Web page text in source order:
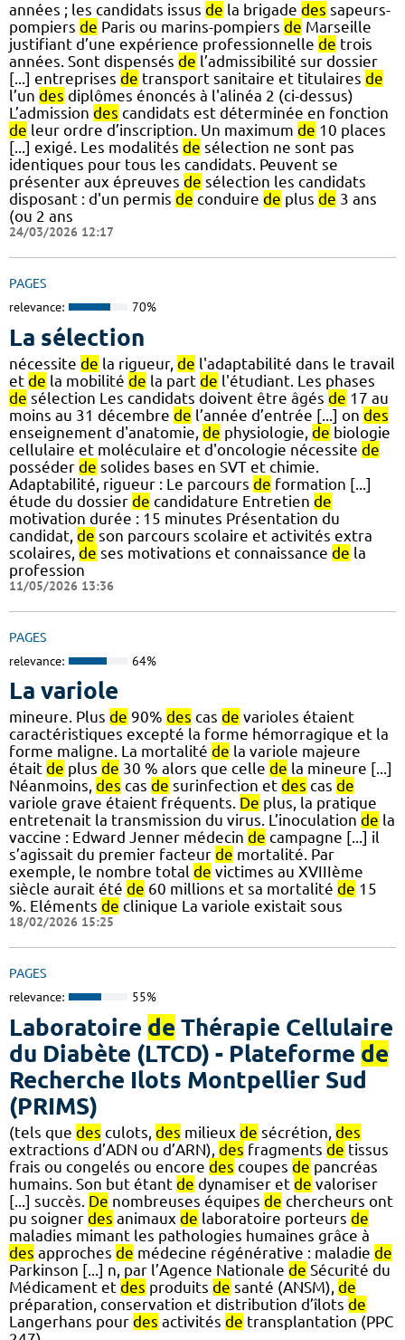
années ; les candidats issus de la brigade des sapeurs-
pompiers de Paris ou marins-pompiers de Marseille
justifiant d’une expérience professionnelle de trois
années. Sont dispensés de l’admissibilité sur dossier
[...] entreprises de transport sanitaire et titulaires de
l’un des diplômes énoncés à l'alinéa 2 (ci-dessus)
L’admission des candidats est déterminée en fonction
de leur ordre d’inscription. Un maximum de 10 places
[...] exigé. Les modalités de sélection ne sont pas
identiques pour tous les candidats. Peuvent se
présenter aux épreuves de sélection les candidats
disposant : d'un permis de conduire de plus de 3 ans
(ou 2 ans
24/03/2026 12:17
PAGES
relevance: 70%
La sélection
nécessite de la rigueur, de l'adaptabilité dans le travail
et de la mobilité de la part de l'étudiant. Les phases
de sélection Les candidats doivent être âgés de 17 au
moins au 31 décembre de l’année d’entrée [...] on des
enseignement d'anatomie, de physiologie, de biologie
cellulaire et moléculaire et d'oncologie nécessite de
posséder de solides bases en SVT et chimie.
Adaptabilité, rigueur : Le parcours de formation [...]
étude du dossier de candidature Entretien de
motivation durée : 15 minutes Présentation du
candidat, de son parcours scolaire et activités extra
scolaires, de ses motivations et connaissance de la
profession
11/05/2026 13:36
PAGES
relevance: 64%
La variole
mineure. Plus de 90% des cas de varioles étaient
caractéristiques excepté la forme hémorragique et la
forme maligne. La mortalité de la variole majeure
était de plus de 30 % alors que celle de la mineure [...]
Néanmoins, des cas de surinfection et des cas de
variole grave étaient fréquents. De plus, la pratique
entretenait la transmission du virus. L’inoculation de la
vaccine : Edward Jenner médecin de campagne [...] il
s’agissait du premier facteur de mortalité. Par
exemple, le nombre total de victimes au XVIIIème
siècle aurait été de 60 millions et sa mortalité de 15
%. Eléments de clinique La variole existait sous
18/02/2026 15:25
PAGES
relevance: 55%
Laboratoire de Thérapie Cellulaire
du Diabète (LTCD) - Plateforme de
Recherche Ilots Montpellier Sud
(PRIMS)
(tels que des culots, des milieux de sécrétion, des
extractions d’ADN ou d’ARN), des fragments de tissus
frais ou congelés ou encore des coupes de pancréas
humains. Son but étant de dynamiser et de valoriser
[...] succès. De nombreuses équipes de chercheurs ont
pu soigner des animaux de laboratoire porteurs de
maladies mimant les pathologies humaines grâce à
des approches de médecine régénérative : maladie de
Parkinson [...] n, par l’Agence Nationale de Sécurité du
Médicament et des produits de santé (ANSM), de
préparation, conservation et distribution d’îlots de
Langerhans pour des activités de transplantation (PPC